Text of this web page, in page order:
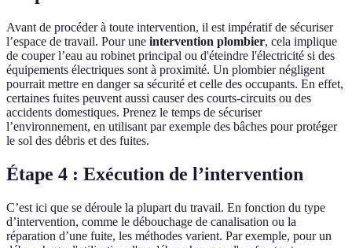
Avant de procéder à toute intervention, il est impératif de sécuriser
l’espace de travail. Pour une intervention plombier, cela implique
de couper l’eau au robinet principal ou d'éteindre l'électricité si des
équipements électriques sont à proximité. Un plombier négligent
pourrait mettre en danger sa sécurité et celle des occupants. En effet,
certaines fuites peuvent aussi causer des courts-circuits ou des
accidents domestiques. Prenez le temps de sécuriser
l’environnement, en utilisant par exemple des bâches pour protéger
le sol des débris et des fuites.
Étape 4 : Exécution de l’intervention
C’est ici que se déroule la plupart du travail. En fonction du type
d’intervention, comme le débouchage de canalisation ou la
réparation d’une fuite, les méthodes varient. Par exemple, pour un